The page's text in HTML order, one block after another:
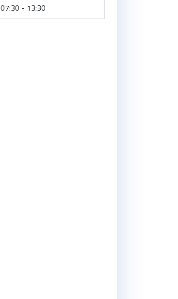
07:30 - 13:30